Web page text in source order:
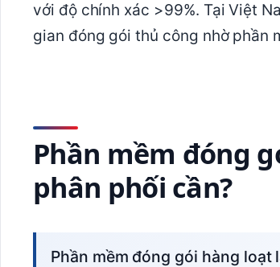
với độ chính xác >99%. Tại Việt
gian đóng gói thủ công nhờ phần
Phần mềm đóng
phân phối cần?
Phần mềm đóng gói hàng loạt là hệ thống kết nối trực tiếp với sàn TMĐT (Shopee,